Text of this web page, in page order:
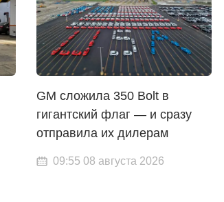
GM сложила 350 Bolt в
гигантский флаг — и сразу
отправила их дилерам
09:55 08 августа 2026